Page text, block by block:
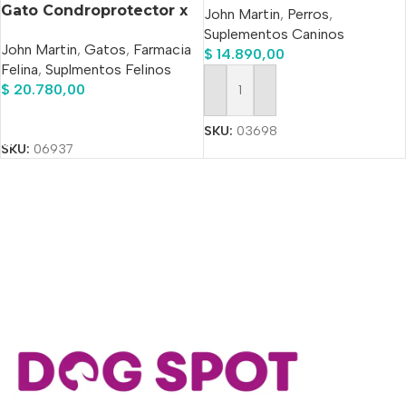
Gato Condroprotector x
John Martin, Gatos, Farmacia
Felina, Suplmentos Felinos
$ 20.780,00
SKU: 06937
80grs
John Martin, Perros,
Suplementos Caninos
$ 14.890,00
Añadir Al Carrito
SKU: 03698